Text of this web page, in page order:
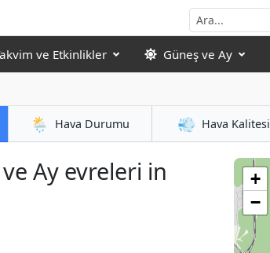
ve Etkinlikler Güneş ve Ay
🌦️ Hava Durumu 💨 Hava Kalitesi
ve Ay evreleri in
+
−